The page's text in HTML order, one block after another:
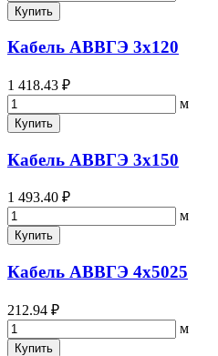
Купить
Кабель АВВГЭ 3х120
1 418.43 ₽
м
Купить
Кабель АВВГЭ 3х150
1 493.40 ₽
м
Купить
Кабель АВВГЭ 4х5025
212.94 ₽
м
Купить